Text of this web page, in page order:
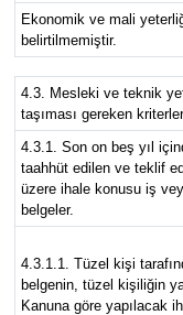
Ekonomik ve mali
belirtilmemiştir.
4.3. Mesleki ve teknik
taşıması gereken
4.3.1. Son on beş yıl
taahhüt edilen ve teklif
üzere ihale konusu iş
belgeler.
4.3.1.1. Tüzel kişi
belgenin, tüzel kişiliğin
Kanuna göre yapılacak